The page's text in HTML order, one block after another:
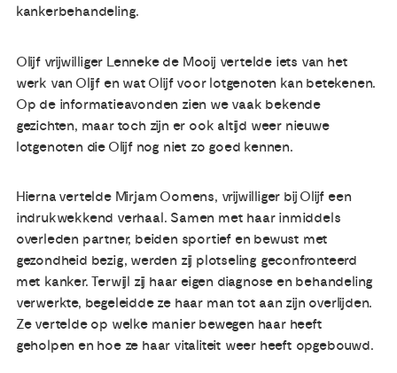
kankerbehandeling.
Olijf vrijwilliger Lenneke de Mooij vertelde iets van het
werk van Olijf en wat Olijf voor lotgenoten kan betekenen.
Op de informatieavonden zien we vaak bekende
gezichten, maar toch zijn er ook altijd weer nieuwe
lotgenoten die Olijf nog niet zo goed kennen.
Hierna vertelde Mirjam Oomens, vrijwilliger bij Olijf een
indrukwekkend verhaal. Samen met haar inmiddels
overleden partner, beiden sportief en bewust met
gezondheid bezig, werden zij plotseling geconfronteerd
met kanker. Terwijl zij haar eigen diagnose en behandeling
verwerkte, begeleidde ze haar man tot aan zijn overlijden.
Ze vertelde op welke manier bewegen haar heeft
geholpen en hoe ze haar vitaliteit weer heeft opgebouwd.